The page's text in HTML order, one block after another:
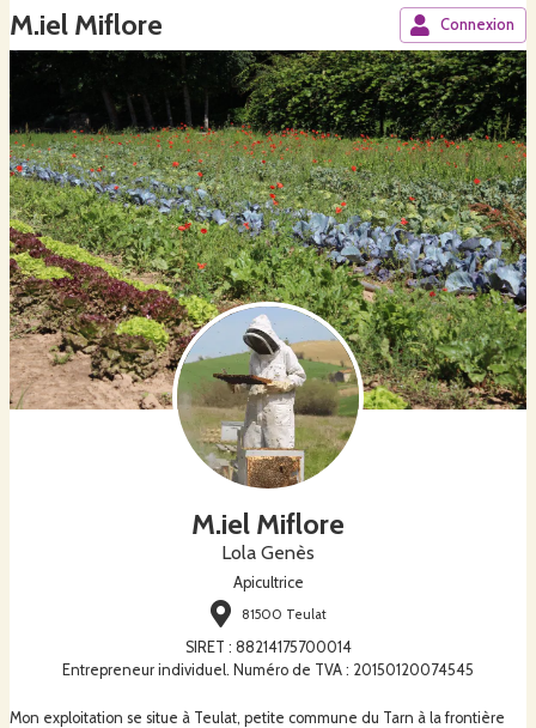
M.iel Miflore Connexion
M.iel Miflore
Lola Genès
Apicultrice
81500 Teulat
SIRET : 88214175700014
Entrepreneur individuel. Numéro de TVA : 20150120074545
Mon exploitation se situe à Teulat, petite commune du Tarn à la frontière